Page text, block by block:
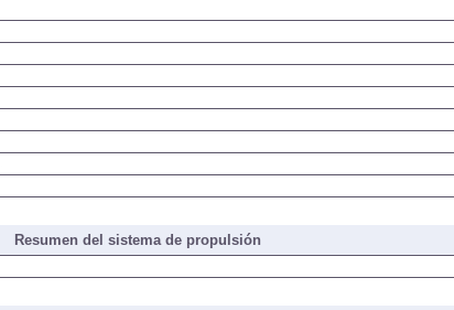
Resumen del sistema de propulsión